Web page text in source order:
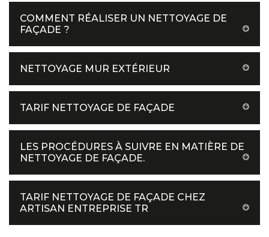
COMMENT RÉALISER UN NETTOYAGE DE
FAÇADE ?
NETTOYAGE MUR EXTÉRIEUR
TARIF NETTOYAGE DE FAÇADE
LES PROCÉDURES À SUIVRE EN MATIÈRE DE
NETTOYAGE DE FAÇADE.
TARIF NETTOYAGE DE FAÇADE CHEZ
ARTISAN ENTREPRISE TR